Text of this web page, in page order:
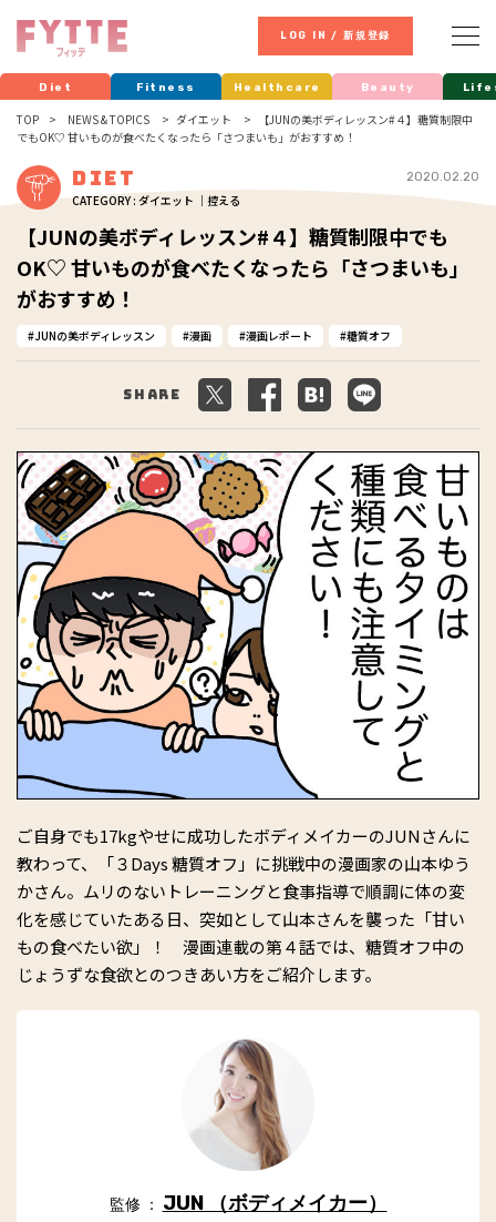
LOG IN / 新規登録
Diet Fitness Healthcare Beauty
TOP NEWS & TOPICS ダイエット
【JUNの美ボディレッスン#４】糖質制限中
でもOK♡ 甘いものが食べたくなったら「さつまいも」がおすすめ！
Diet
CATEGORY : ダイエット ｜控える
2020.02.20
【JUNの美ボディレッスン#４】糖質制限中でも
OK♡ 甘いものが食べたくなったら「さつまいも」
がおすすめ！
JUNの美ボディレッスン 漫画 漫画レポート 糖質オフ
Share
ご自身でも17kgやせに成功したボディメイカーのJUNさんに
教わって、「３Days 糖質オフ」に挑戦中の漫画家の山本ゆう
かさん。ムリのないトレーニングと食事指導で順調に体の変
化を感じていたある日、突如として山本さんを襲った「甘い
もの食べたい欲」！ 漫画連載の第４話では、糖質オフ中の
じょうずな食欲とのつきあい方をご紹介します。
監修 ： JUN （ボディメイカー）